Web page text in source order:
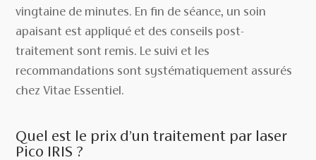
vingtaine de minutes. En fin de séance, un soin
apaisant est appliqué et des conseils post-
traitement sont remis. Le suivi et les
recommandations sont systématiquement assurés
chez Vitae Essentiel.
Quel est le prix d’un traitement par laser
Pico IRIS ?